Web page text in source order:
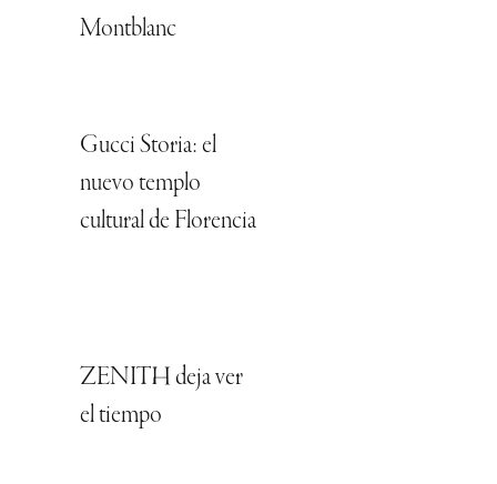
Montblanc
Gucci Storia: el
nuevo templo
cultural de Florencia
ZENITH deja ver
el tiempo